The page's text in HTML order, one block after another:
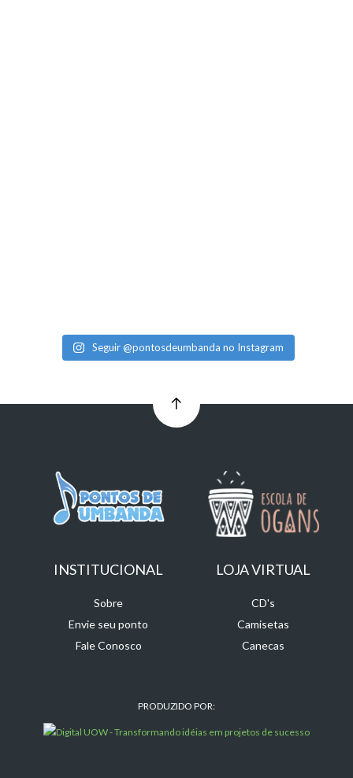
Seguir @pontosdeumbanda no Instagram
INSTITUCIONAL
Sobre
Envie seu ponto
Fale Conosco
LOJA VIRTUAL
CD's
Camisetas
Canecas
PRODUZIDO POR: